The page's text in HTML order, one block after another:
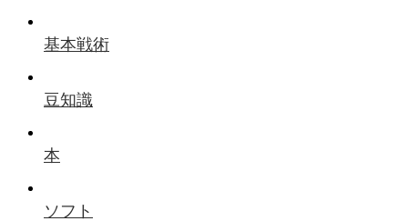
基本戦術
豆知識
本
ソフト